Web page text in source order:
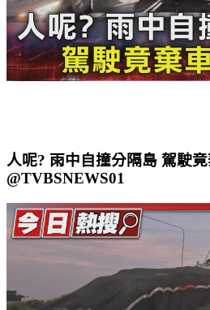
人呢? 雨中自撞分隔島 駕駛
@TVBSNEWS01